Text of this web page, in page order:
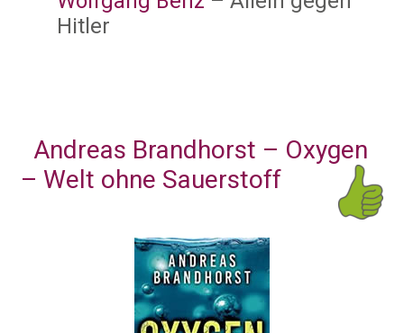
Hitler
Andreas Brandhorst – Oxygen
– Welt ohne Sauerstoff